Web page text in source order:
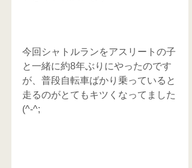
今回シャトルランをアスリートの子
と一緒に約8年ぶりにやったのです
が、普段自転車ばかり乗っていると
走るのがとてもキツくなってました
(^-^;